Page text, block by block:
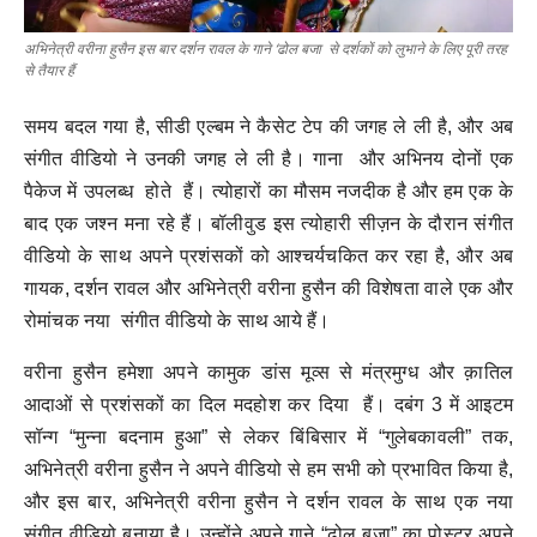
अभिनेत्री वरीना हुसैन इस बार दर्शन रावल के गाने ‘ढोल बजा से दर्शकों को लुभाने के लिए पूरी तरह
से तैयार हैं
समय बदल गया है, सीडी एल्बम ने कैसेट टेप की जगह ले ली है, और अब
संगीत वीडियो ने उनकी जगह ले ली है। गाना और अभिनय दोनों एक
पैकेज में उपलब्ध होते हैं। त्योहारों का मौसम नजदीक है और हम एक के
बाद एक जश्न मना रहे हैं। बॉलीवुड इस त्योहारी सीज़न के दौरान संगीत
वीडियो के साथ अपने प्रशंसकों को आश्चर्यचकित कर रहा है, और अब
गायक, दर्शन रावल और अभिनेत्री वरीना हुसैन की विशेषता वाले एक और
रोमांचक नया संगीत वीडियो के साथ आये हैं।
वरीना हुसैन हमेशा अपने कामुक डांस मूव्स से मंत्रमुग्ध और क़ातिल
आदाओं से प्रशंसकों का दिल मदहोश कर दिया हैं। दबंग 3 में आइटम
सॉन्ग “मुन्ना बदनाम हुआ” से लेकर बिंबिसार में “गुलेबकावली” तक,
अभिनेत्री वरीना हुसैन ने अपने वीडियो से हम सभी को प्रभावित किया है,
और इस बार, अभिनेत्री वरीना हुसैन ने दर्शन रावल के साथ एक नया